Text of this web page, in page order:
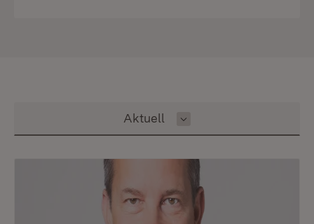
Inhalt auswählen
Aktuell